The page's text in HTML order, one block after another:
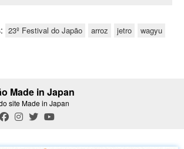
23º Festival do Japão arroz jetro wagyu
Made in Japan
site Made in Japan